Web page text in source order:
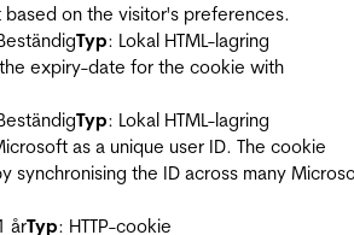
on the visitor's preferences.
Typ: Lokal HTML-lagring
expiry-date for the cookie with
Typ: Lokal HTML-lagring
as a unique user ID. The cookie
synchronising the ID across many
årTyp: HTTP-cookie